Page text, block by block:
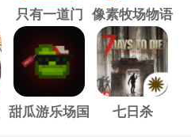
只有一道门 像素牧场物语
甜瓜游乐场国
七日杀